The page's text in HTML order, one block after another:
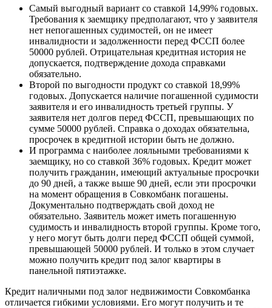
Самый выгодный вариант со ставкой 14,99% годовых.
Требования к заемщику предполагают, что у заявителя
нет непогашенных судимостей, он не имеет
инвалидности и задолженности перед ФССП более
50000 рублей. Отрицательная кредитная история не
допускается, подтверждение дохода справками
обязательно.
Второй по выгодности продукт со ставкой 18,99%
годовых. Допускается наличие погашенной судимости
заявителя и его инвалидность третьей группы. У
заявителя нет долгов перед ФССП, превышающих по
сумме 50000 рублей. Справка о доходах обязательна,
просрочек в кредитной истории быть не должно.
И программа с наиболее лояльными требованиями к
заемщику, но со ставкой 36% годовых. Кредит может
получить гражданин, имеющий актуальные просрочки
до 90 дней, а также выше 90 дней, если эти просрочки
на момент обращения в Совкомбанк погашены.
Документально подтверждать свой доход не
обязательно. Заявитель может иметь погашенную
судимость и инвалидность второй группы. Кроме того,
у него могут быть долги перед ФССП общей суммой,
превышающей 50000 рублей. И только в этом случает
можно получить кредит под залог квартиры в
панельной пятиэтажке.
Кредит наличными под залог недвижимости Совкомбанка
отличается гибкими условиями. Его могут получить и те